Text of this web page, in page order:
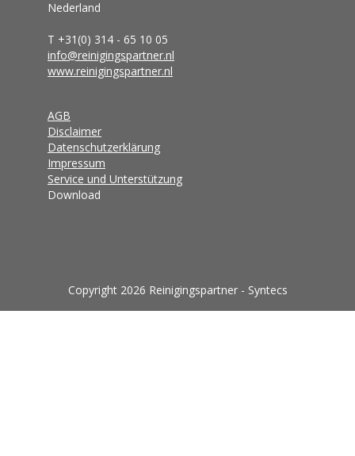
Nederland
T +31(0) 314 - 65 10 05
info@reinigingspartner.nl
www.reinigingspartner.nl
AGB
Disclaimer
Datenschutzerklärung
Impressum
Service und Unterstützung
Download
Copyright 2026 Reinigingspartner - Syntecs